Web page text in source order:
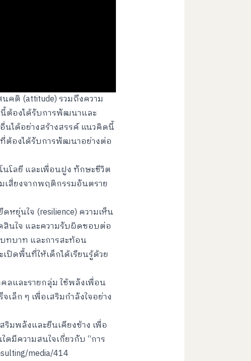
คติ (attitude) รวมถึงความ
นี้ต้องได้รับการพัฒนาและ
ได้อย่างสร้างสรรค์ แนวคิดนี้
ต้องได้รับการพัฒนาอย่างต่อ
โลยี และเพื่อนฝูง ทักษะชีวิต
สี่ยงจากพฤติกรรมอันตราย
ยุ่นใจ (resilience) ความเห็น
สินใจ และความรับผิดชอบต่อ
บทบาท และการสะท้อน
ปิดพื้นที่ให้เด็กได้เรียนรู้ด้วย
ลและรายกลุ่ม ใช้พลังเพื่อน
ล็ก ๆ เพื่อเสริมกำลังใจอย่าง
มพลังและยืนเคียงข้าง เพื่อ
มีความสนใจเกี่ยวกับ “การ
media/414